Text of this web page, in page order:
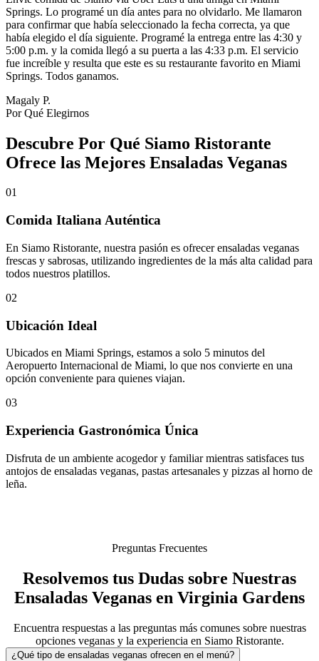
Springs. Lo programé un día antes para no olvidarlo. Me llamaron
para confirmar que había seleccionado la fecha correcta, ya que
había elegido el día siguiente. Programé la entrega entre las 4:30 y
5:00 p.m. y la comida llegó a su puerta a las 4:33 p.m. El servicio
fue increíble y resulta que este es su restaurante favorito en Miami
Springs. Todos ganamos.
Magaly P.
Por Qué Elegirnos
Descubre Por Qué Siamo Ristorante
Ofrece las Mejores Ensaladas Veganas
01
Comida Italiana Auténtica
En Siamo Ristorante, nuestra pasión es ofrecer ensaladas veganas
frescas y sabrosas, utilizando ingredientes de la más alta calidad para
todos nuestros platillos.
02
Ubicación Ideal
Ubicados en Miami Springs, estamos a solo 5 minutos del
Aeropuerto Internacional de Miami, lo que nos convierte en una
opción conveniente para quienes viajan.
03
Experiencia Gastronómica Única
Disfruta de un ambiente acogedor y familiar mientras satisfaces tus
antojos de ensaladas veganas, pastas artesanales y pizzas al horno de
leña.
Preguntas Frecuentes
Resolvemos tus Dudas sobre Nuestras
Ensaladas Veganas en Virginia Gardens
Encuentra respuestas a las preguntas más comunes sobre nuestras
opciones veganas y la experiencia en Siamo Ristorante.
¿Qué tipo de ensaladas veganas ofrecen en el menú?